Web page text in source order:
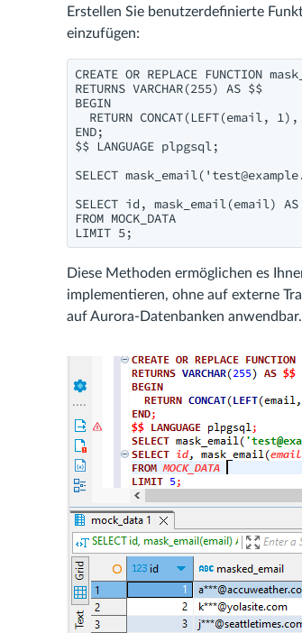
Erstellen Sie benutzerdefinierte
einzufügen:
CREATE OR REPLACE FUNCTION
RETURNS VARCHAR(255) AS $$
BEGIN
RETURN CONCAT(LEFT(email,
END;
$$ LANGUAGE plpgsql;
SELECT mask_email('
SELECT id, mask_email(email) AS
FROM MOCK_DATA
LIMIT 5;
Diese Methoden ermöglichen es
implementieren, ohne auf externe
auf Aurora-Datenbanken anwendbar.